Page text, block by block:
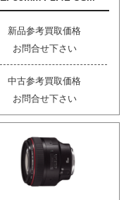
新品参考買取価格
お問合せ下さい
中古参考買取価格
お問合せ下さい